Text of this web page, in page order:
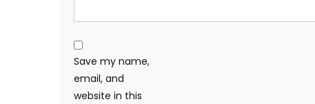
Save my name,
email, and
website in this